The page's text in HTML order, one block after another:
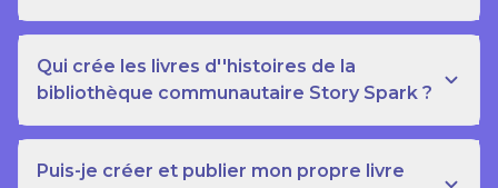
Qui crée les livres d''histoires de la
bibliothèque communautaire Story Spark ?
Puis-je créer et publier mon propre livre